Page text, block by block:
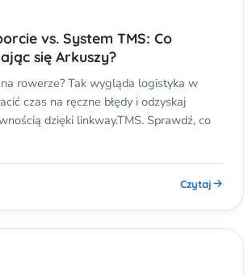
vs. System TMS: Co
się Arkuszy?
rowerze? Tak wygląda logistyka w
czas na ręczne błędy i odzyskaj
dzięki linkway.TMS. Sprawdź, co
Czytaj